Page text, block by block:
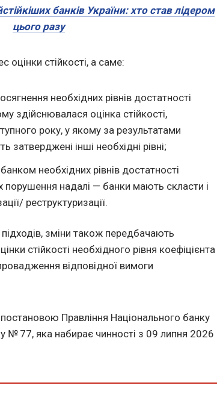
банків України: хто став лідером
цього разу
оцінки стійкості, а саме:
необхідних рівнів достатності
здійснювалася оцінка стійкості,
року, у якому за результатами
затверджені інші необхідні рівні;
необхідних рівнів достатності
порушення надалі — банки мають скласти і
реструктуризації.
зміни також передбачають
стійкості необхідного рівня коефіцієнта
відповідної вимоги
Правління Національного банку
№ 77, яка набирає чинності з 09 липня 2026